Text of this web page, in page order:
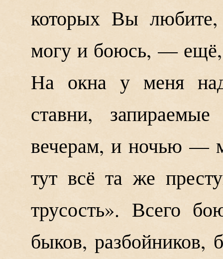
которых Вы
могу и боюсь, — ещё,
На окна у меня
ставни,
вечерам, и ночью —
тут всё та же
трусость». Всего
быков, разбойников,